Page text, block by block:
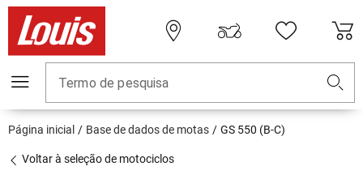
Termo de pesquisa
Página inicial Base de dados de motas GS 550 (B-C)
Voltar à seleção de motociclos